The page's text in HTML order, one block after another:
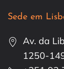
Sede em
Av. da
1250-